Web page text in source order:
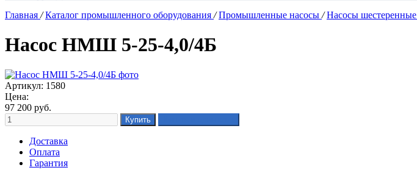
Главная / Каталог промышленного оборудования / Промышленные насосы / Насосы шестеренные
Насос НМШ 5-25-4,0/4Б
Артикул: 1580
Цена:
97 200 руб.
Доставка
Оплата
Гарантия